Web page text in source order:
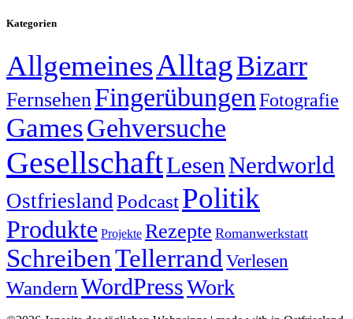
Kategorien
AllgemeinesAlltagBizarr
FernsehenFingerübungen Fotografie
GamesGehversuche
GesellschaftLesenNerdworld
OstfrieslandPodcastPolitik
Produkte Projekte Rezepte Romanwerkstatt
SchreibenTellerrand Verlesen
Wandern WordPressWork